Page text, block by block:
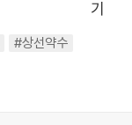
#상선약수